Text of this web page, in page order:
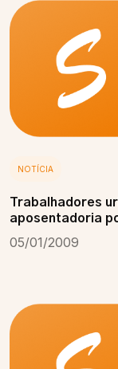
NOTÍCIA
Trabalhadores
aposentadoria
05/01/2009